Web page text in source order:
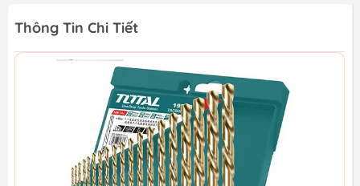
Thông Tin Chi Tiết